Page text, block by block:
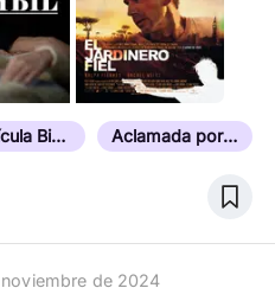
Película Biográfica Aclamada por la Crítica
noviembre de 2024